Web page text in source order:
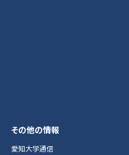
その他の情報
愛知大学通信